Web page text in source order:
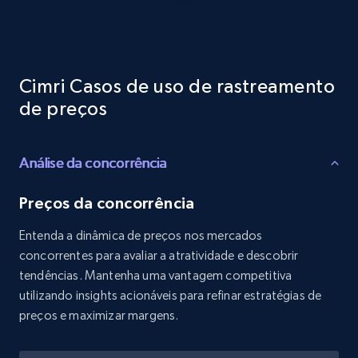
URL, Product id, Listing inventory id, Title, Rating,
price, and more.
1.9K+ 323+ Comece agora
Amazon products search
Cimri Casos de uso de rastreamento
de preços
Análise da concorrência
Preços da concorrência
Entenda a dinâmica de preços nos mercados
concorrentes para avaliar a atratividade e descobrir
tendências. Mantenha uma vantagem competitiva
utilizando insights acionáveis para refinar estratégias de
preços e maximizar margens.